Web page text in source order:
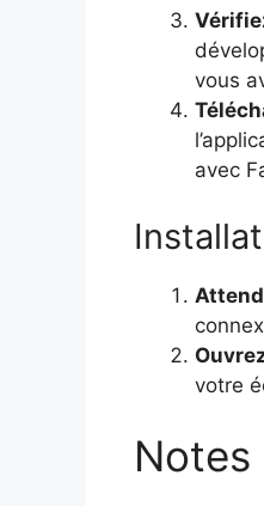
vous
avec
votre
Notes